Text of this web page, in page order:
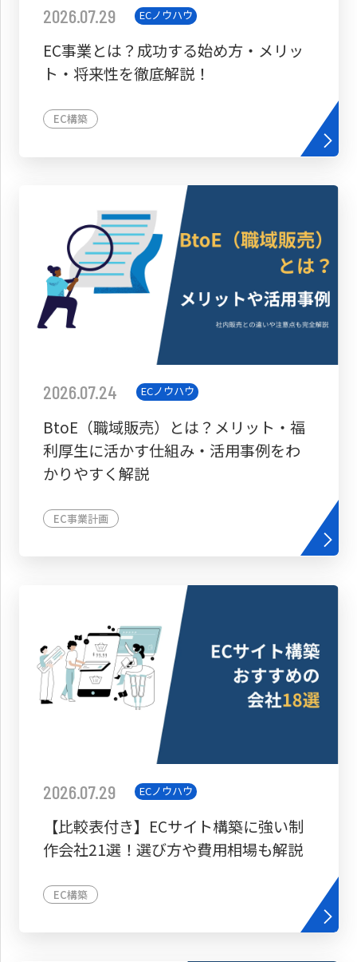
2026.07.29 ECノウハウ
EC事業とは？成功する始め方・メリッ
ト・将来性を徹底解説！
EC構築
2026.07.24 ECノウハウ
BtoE（職域販売）とは？メリット・福
利厚生に活かす仕組み・活用事例をわ
かりやすく解説
EC事業計画
2026.07.29 ECノウハウ
【比較表付き】ECサイト構築に強い制
作会社21選！選び方や費用相場も解説
EC構築